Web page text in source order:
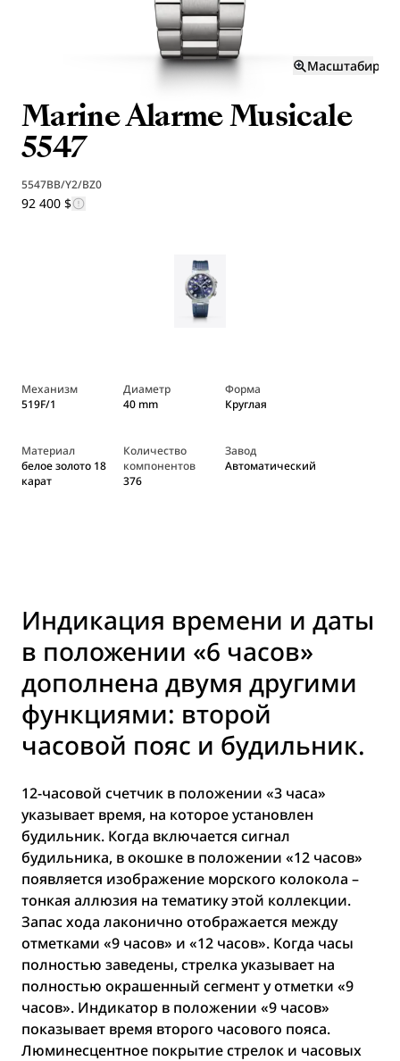
Marine Alarme Musicale
5547
5547BB/Y2/BZ0
92 400 $
Механизм
519F/1
Диаметр
40 mm
Форма
Круглая
Материал
белое золото 18
карат
Количество
компонентов
376
Завод
Автоматический
Индикация времени и даты
в положении «6 часов»
дополнена двумя другими
функциями: второй
часовой пояс и будильник.
12-часовой счетчик в положении «3 часа»
указывает время, на которое установлен
будильник. Когда включается сигнал
будильника, в окошке в положении «12 часов»
появляется изображение морского колокола –
тонкая аллюзия на тематику этой коллекции.
Запас хода лаконично отображается между
отметками «9 часов» и «12 часов». Когда часы
полностью заведены, стрелка указывает на
полностью окрашенный сегмент у отметки «9
часов». Индикатор в положении «9 часов»
показывает время второго часового пояса.
Люминесцентное покрытие стрелок и часовых